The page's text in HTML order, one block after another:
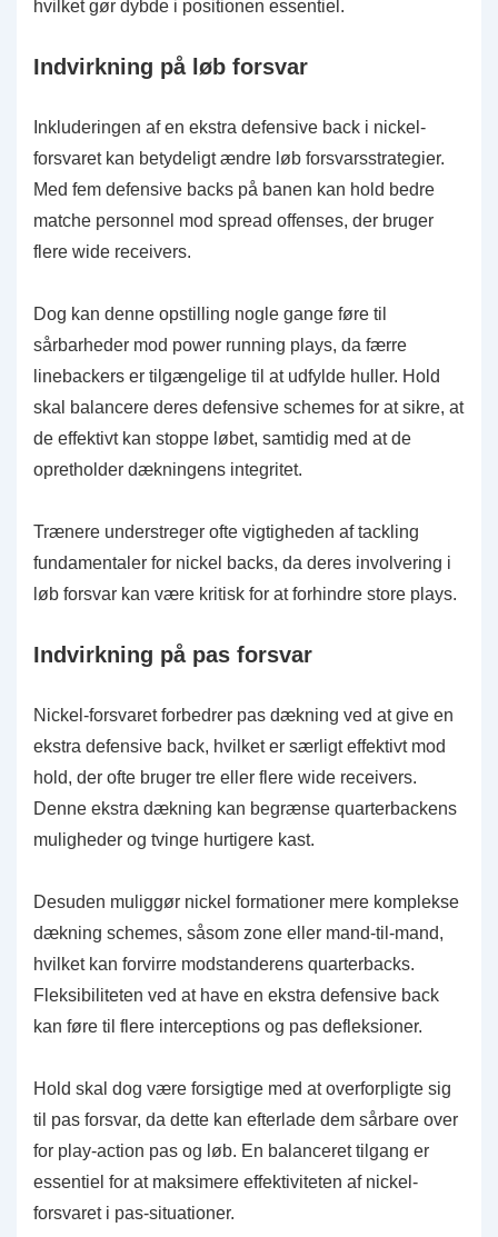
hvilket gør dybde i positionen essentiel.
Indvirkning på løb forsvar
Inkluderingen af en ekstra defensive back i nickel-
forsvaret kan betydeligt ændre løb forsvarsstrategier.
Med fem defensive backs på banen kan hold bedre
matche personnel mod spread offenses, der bruger
flere wide receivers.
Dog kan denne opstilling nogle gange føre til
sårbarheder mod power running plays, da færre
linebackers er tilgængelige til at udfylde huller. Hold
skal balancere deres defensive schemes for at sikre, at
de effektivt kan stoppe løbet, samtidig med at de
opretholder dækningens integritet.
Trænere understreger ofte vigtigheden af tackling
fundamentaler for nickel backs, da deres involvering i
løb forsvar kan være kritisk for at forhindre store plays.
Indvirkning på pas forsvar
Nickel-forsvaret forbedrer pas dækning ved at give en
ekstra defensive back, hvilket er særligt effektivt mod
hold, der ofte bruger tre eller flere wide receivers.
Denne ekstra dækning kan begrænse quarterbackens
muligheder og tvinge hurtigere kast.
Desuden muliggør nickel formationer mere komplekse
dækning schemes, såsom zone eller mand-til-mand,
hvilket kan forvirre modstanderens quarterbacks.
Fleksibiliteten ved at have en ekstra defensive back
kan føre til flere interceptions og pas defleksioner.
Hold skal dog være forsigtige med at overforpligte sig
til pas forsvar, da dette kan efterlade dem sårbare over
for play-action pas og løb. En balanceret tilgang er
essentiel for at maksimere effektiviteten af nickel-
forsvaret i pas-situationer.